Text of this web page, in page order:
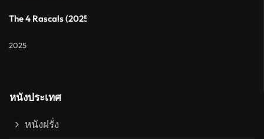
The 4 Rascals (2025) แก๊ง 4 ป่วน ม่วนสามเส้า
2025
หนังประเทศ
หนังฝรั่ง